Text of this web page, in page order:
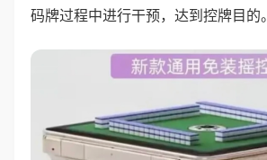
码牌过程中进行干预，达到控牌目的。